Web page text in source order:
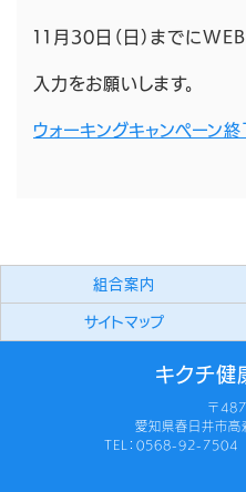
１１月30日（日）までに
入力をお願いします。
ウォーキングキャンペーン
組合案内
サイトマップ
キクチ健
〒
愛知県春日井市
TEL：0568-92-